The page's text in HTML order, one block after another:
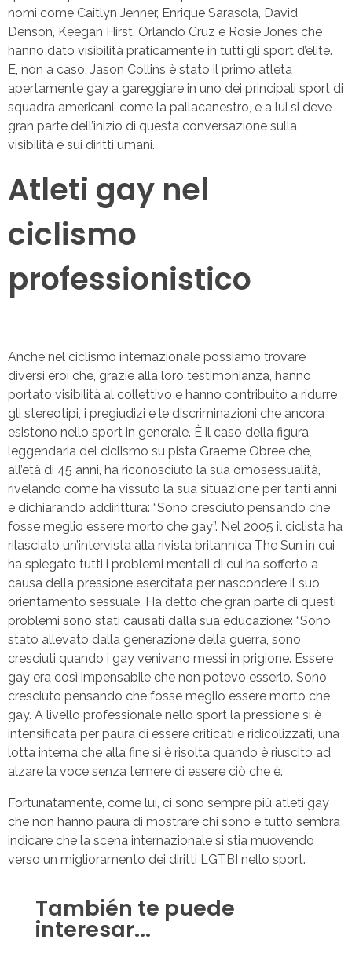
nomi come Caitlyn Jenner, Enrique Sarasola, David
Denson, Keegan Hirst, Orlando Cruz e Rosie Jones che
hanno dato visibilità praticamente in tutti gli sport d’élite.
E, non a caso, Jason Collins è stato il primo atleta
apertamente gay a gareggiare in uno dei principali sport di
squadra americani, come la pallacanestro, e a lui si deve
gran parte dell’inizio di questa conversazione sulla
visibilità e sui diritti umani.
Atleti gay nel
ciclismo
professionistico
Anche nel ciclismo internazionale possiamo trovare
diversi eroi che, grazie alla loro testimonianza, hanno
portato visibilità al collettivo e hanno contribuito a ridurre
gli stereotipi, i pregiudizi e le discriminazioni che ancora
esistono nello sport in generale. È il caso della figura
leggendaria del ciclismo su pista Graeme Obree che,
all’età di 45 anni, ha riconosciuto la sua omosessualità,
rivelando come ha vissuto la sua situazione per tanti anni
e dichiarando addirittura: “Sono cresciuto pensando che
fosse meglio essere morto che gay”. Nel 2005 il ciclista ha
rilasciato un’intervista alla rivista britannica The Sun in cui
ha spiegato tutti i problemi mentali di cui ha sofferto a
causa della pressione esercitata per nascondere il suo
orientamento sessuale. Ha detto che gran parte di questi
problemi sono stati causati dalla sua educazione: “Sono
stato allevato dalla generazione della guerra, sono
cresciuti quando i gay venivano messi in prigione. Essere
gay era così impensabile che non potevo esserlo. Sono
cresciuto pensando che fosse meglio essere morto che
gay. A livello professionale nello sport la pressione si è
intensificata per paura di essere criticati e ridicolizzati, una
lotta interna che alla fine si è risolta quando è riuscito ad
alzare la voce senza temere di essere ciò che è.
Fortunatamente, come lui, ci sono sempre più atleti gay
che non hanno paura di mostrare chi sono e tutto sembra
indicare che la scena internazionale si stia muovendo
verso un miglioramento dei diritti LGTBI nello sport.
También te puede
interesar...